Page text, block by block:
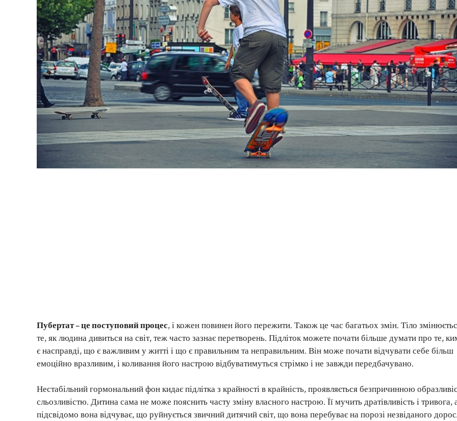
Пубертат – це поступовий процес, і кожен повинен його пережити. Також це час багатьох змін. Тіло
те, як людина дивиться на світ, теж часто зазнає перетворень. Підліток можете почати більше думати про те,
є насправді, що є важливим у житті і що є правильним та неправильним. Він може почати відчувати себе більш
емоційно вразливим, і коливання його настрою відбуватимуться стрімко і не завжди передбачувано.
Нестабільний гормональний фон кидає підлітка з крайності в крайність, проявляється безпричинною
сльозливістю. Дитина сама не може пояснить часту зміну власного настрою. Її мучить дратівливість і тривога,
підсвідомо вона відчуває, що руйнується звичний дитячий світ, що вона перебуває на порозі незвіданого